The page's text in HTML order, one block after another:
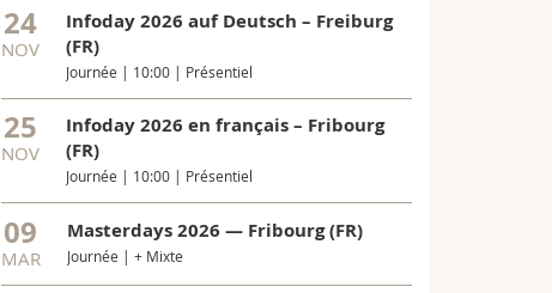
24
NOV
Infoday 2026 auf Deutsch – Freiburg
(FR)
Journée | 10:00 | Présentiel
25
NOV
Infoday 2026 en français – Fribourg
(FR)
Journée | 10:00 | Présentiel
09
MAR
Masterdays 2026 — Fribourg (FR)
Journée | + Mixte